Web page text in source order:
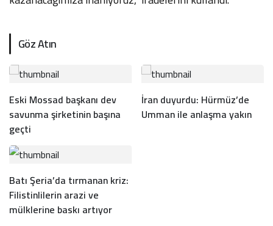
Göz Atın
Eski Mossad başkanı dev
savunma şirketinin başına
geçti
İran duyurdu: Hürmüz’de
Umman ile anlaşma yakın
Batı Şeria’da tırmanan kriz:
Filistinlilerin arazi ve
mülklerine baskı artıyor